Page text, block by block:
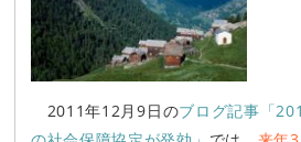
2011年12月9日のブログ記事「